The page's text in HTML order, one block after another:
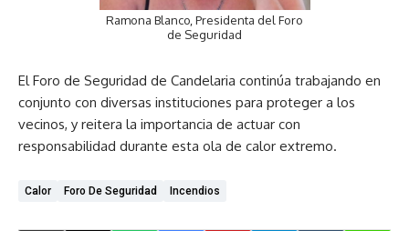
Ramona Blanco, Presidenta del Foro
de Seguridad
El Foro de Seguridad de Candelaria continúa trabajando en
conjunto con diversas instituciones para proteger a los
vecinos, y reitera la importancia de actuar con
responsabilidad durante esta ola de calor extremo.
Calor Foro De Seguridad Incendios